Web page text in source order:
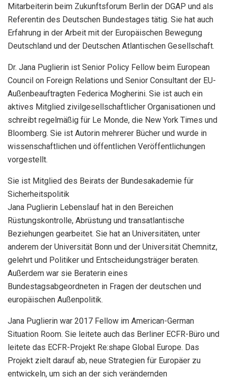
Mitarbeiterin beim Zukunftsforum Berlin der DGAP und als
Referentin des Deutschen Bundestages tätig. Sie hat auch
Erfahrung in der Arbeit mit der Europäischen Bewegung
Deutschland und der Deutschen Atlantischen Gesellschaft.
Dr. Jana Puglierin ist Senior Policy Fellow beim European
Council on Foreign Relations und Senior Consultant der EU-
Außenbeauftragten Federica Mogherini. Sie ist auch ein
aktives Mitglied zivilgesellschaftlicher Organisationen und
schreibt regelmäßig für Le Monde, die New York Times und
Bloomberg. Sie ist Autorin mehrerer Bücher und wurde in
wissenschaftlichen und öffentlichen Veröffentlichungen
vorgestellt.
Sie ist Mitglied des Beirats der Bundesakademie für
Sicherheitspolitik
Jana Puglierin Lebenslauf hat in den Bereichen
Rüstungskontrolle, Abrüstung und transatlantische
Beziehungen gearbeitet. Sie hat an Universitäten, unter
anderem der Universität Bonn und der Universität Chemnitz,
gelehrt und Politiker und Entscheidungsträger beraten.
Außerdem war sie Beraterin eines
Bundestagsabgeordneten in Fragen der deutschen und
europäischen Außenpolitik.
Jana Puglierin war 2017 Fellow im American-German
Situation Room. Sie leitete auch das Berliner ECFR-Büro und
leitete das ECFR-Projekt Re:shape Global Europe. Das
Projekt zielt darauf ab, neue Strategien für Europäer zu
entwickeln, um sich an der sich verändernden